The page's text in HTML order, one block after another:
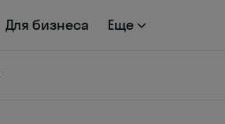
Для бизнеса Еще